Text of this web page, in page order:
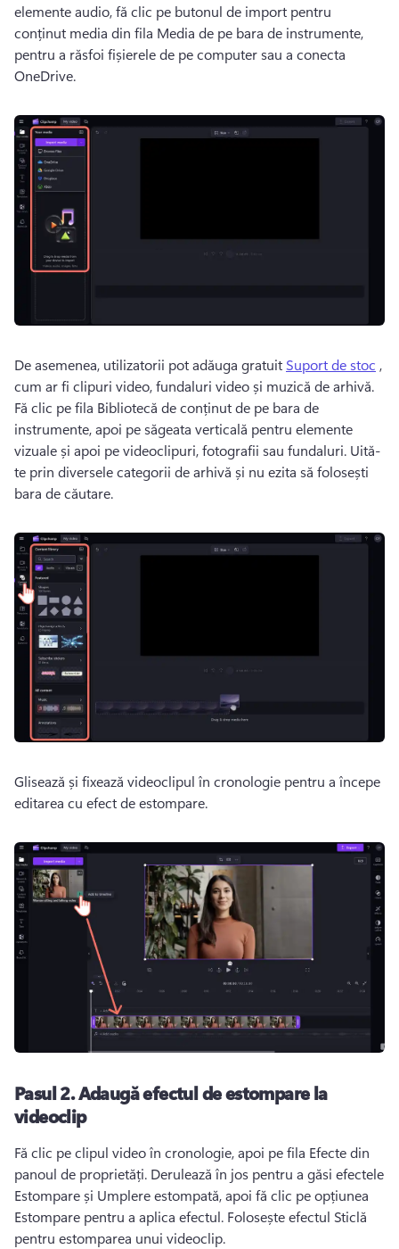
elemente audio, fă clic pe butonul de import pentru
conținut media din fila Media de pe bara de instrumente,
pentru a răsfoi fișierele de pe computer sau a conecta
OneDrive.
De asemenea, utilizatorii pot adăuga gratuit Suport de stoc ,
Fă clic pe fila Bibliotecă de conținut de pe bara de
instrumente, apoi pe săgeata verticală pentru elemente
vizuale și apoi pe videoclipuri, fotografii sau fundaluri. Uită-
te prin diversele categorii de arhivă și nu ezita să folosești
bara de căutare.
Glisează și fixează videoclipul în cronologie pentru a începe
editarea cu efect de estompare.
Pasul 2.Adaugă efectul de estompare la
videoclip
Fă clic pe clipul video în cronologie, apoi pe fila Efecte din
panoul de proprietăți. Derulează în jos pentru a găsi efectele
Estompare și Umplere estompată, apoi fă clic pe opțiunea
Estompare pentru a aplica efectul. Folosește efectul Sticlă
pentru estomparea unui videoclip.